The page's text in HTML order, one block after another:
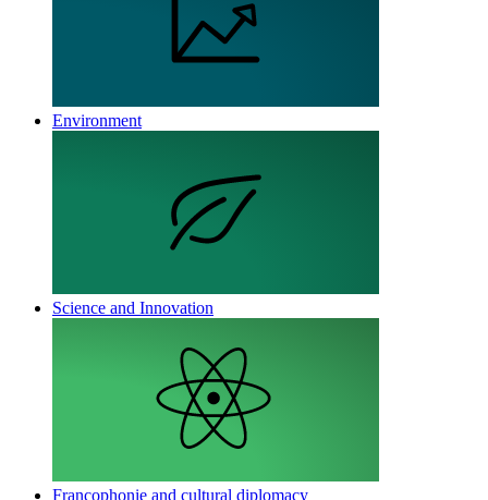
Environment
Science and Innovation
Francophonie and cultural diplomacy